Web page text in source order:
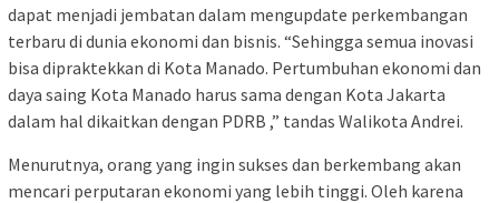
dapat menjadi jembatan dalam mengupdate perkembangan
terbaru di dunia ekonomi dan bisnis. “Sehingga semua inovasi
bisa dipraktekkan di Kota Manado. Pertumbuhan ekonomi dan
daya saing Kota Manado harus sama dengan Kota Jakarta
dalam hal dikaitkan dengan PDRB ,” tandas Walikota Andrei.
Menurutnya, orang yang ingin sukses dan berkembang akan
mencari perputaran ekonomi yang lebih tinggi. Oleh karena